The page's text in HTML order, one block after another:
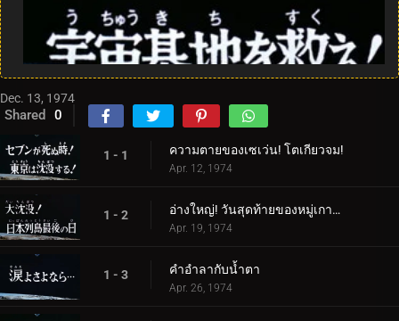
Dec. 13, 1974
Shared 0
1 - 1 ความตายของเซเว่น! โตเกียวจม!
Apr. 12, 1974
1 - 2 อ่างใหญ่! วันสุดท้ายของหมู่เกาะญี่ปุ่น
Apr. 19, 1974
1 - 3 คำอำลากับน้ำตา
Apr. 26, 1974